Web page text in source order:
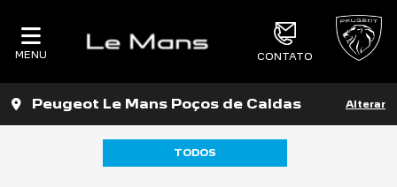
MENU CONTATO
Peugeot Le Mans Poços de Caldas Alterar
TODOS